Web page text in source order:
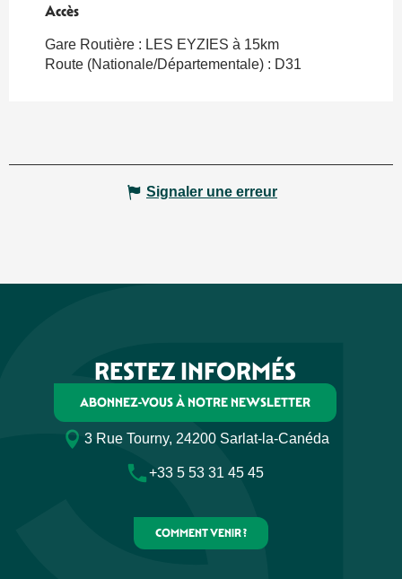
Accès
Accès
Gare Routière : LES EYZIES à 15km
Route (Nationale/Départementale) : D31
Signaler une erreur
RESTEZ INFORMÉS
ABONNEZ-VOUS À NOTRE NEWSLETTER
3 Rue Tourny, 24200 Sarlat-la-Canéda
+33 5 53 31 45 45
COMMENT VENIR ?